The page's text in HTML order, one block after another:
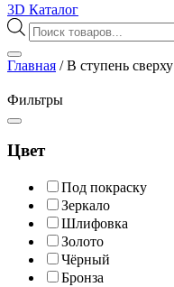
3D Каталог
Поиск
товаров
Главная /В ступень сверху
Фильтры
Цвет
Под покраску
Зеркало
Шлифовка
Золото
Чёрный
Бронза